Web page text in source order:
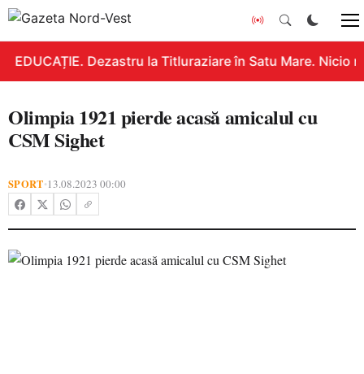
EDUCAȚIE. Dezastru la Titluraziare în Satu Mare. Nicio
Olimpia 1921 pierde acasă amicalul cu
CSM Sighet
SPORT•13.08.2023 00:00